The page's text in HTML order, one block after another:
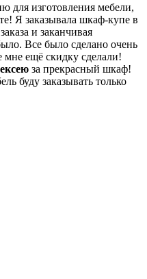
для изготовления мебели,
Я заказывала шкаф-купе в
и заканчивая
Все было сделано очень
ещё скидку сделали!
за прекрасный шкаф!
буду заказывать только